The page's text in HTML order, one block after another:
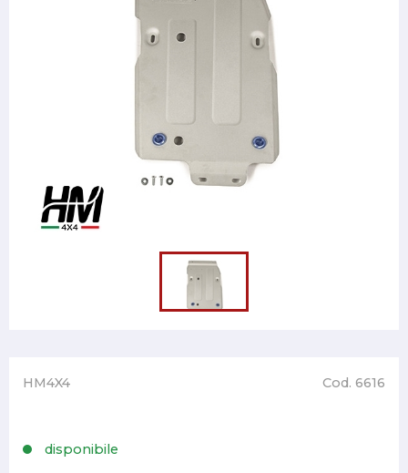
HM4X4 Cod. 6616
disponibile